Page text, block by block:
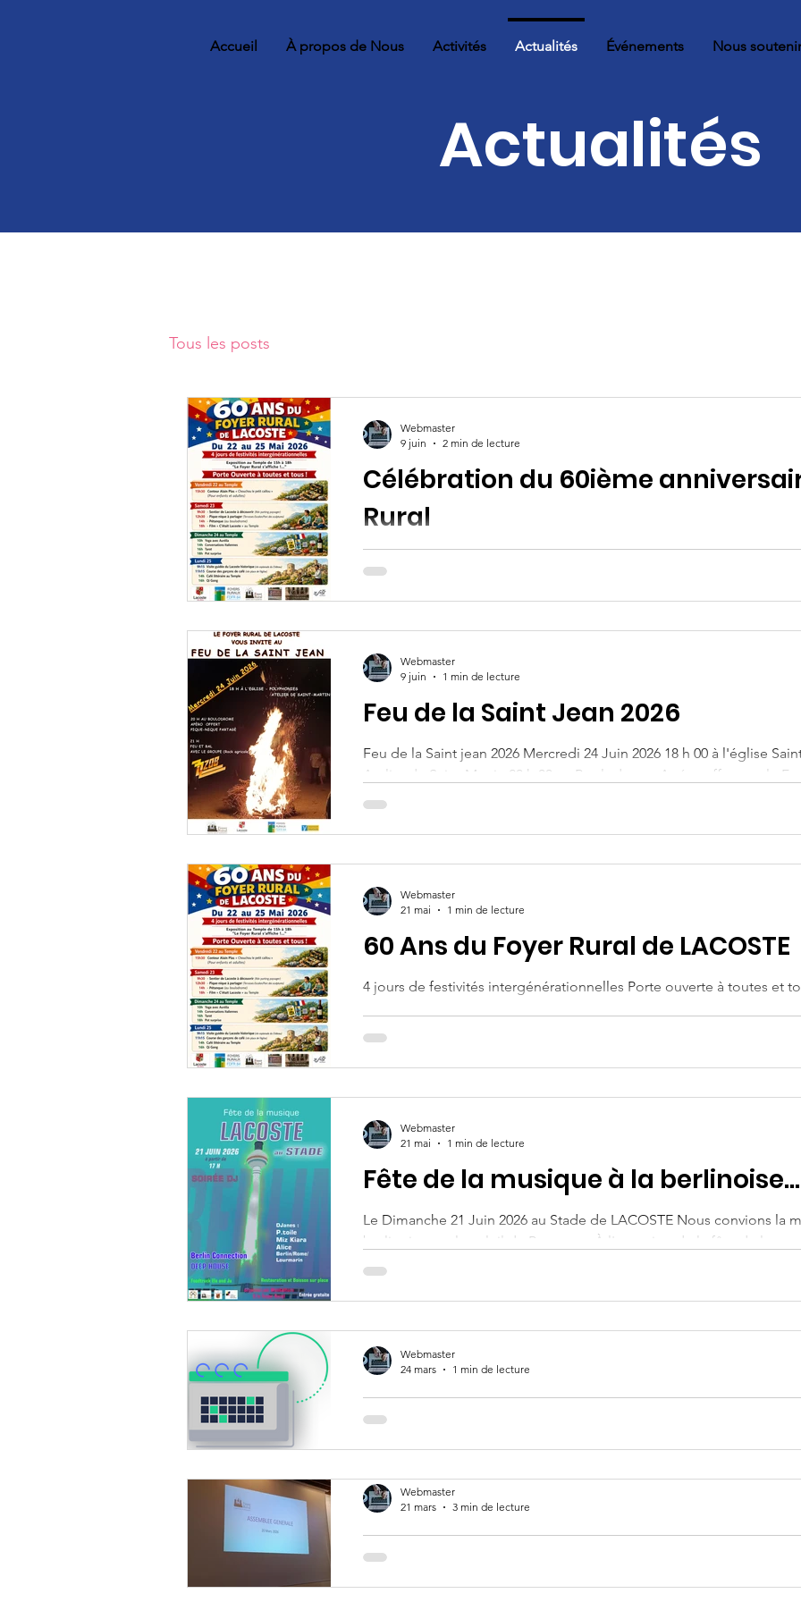
Accueil À propos de Nous Activités Actualités Événements Nous soutenir
Actualités
Tous les posts
Célébration du 60ième
Rural
tout le week-end de Pentecôte, le foyer rural de Lacoste a célébré
d’animations mêlant culture, patrimoine, détente et convivialité.
Webmaster
9 juin
2 min de lecture
Feu de la Saint Jean 2026
Feu de la Saint jean 2026 Mercredi 24 Juin 2026 18 h 00 à l'église
Atelier de Saint-Martin 20 h 00 au Boulodrome Apéro offert par le
Webmaster
9 juin
1 min de lecture
60 Ans du Foyer Rural de LACOSTE
4 jours de festivités intergénérationnelles Porte ouverte à toutes et
Webmaster
21 mai
1 min de lecture
Fête de la musique à la berlinoise...
Le Dimanche 21 Juin 2026 au Stade de LACOSTE Nous convions la
berlinois sous le soleil de Provence. À l'occasion de la fête de la
l'association franco-allemande OhmCulture organise pour la
ensemble pour célébrer la musique et le partage. Du côté de la
Webmaster
21 mai
1 min de lecture
Agenda évènements des Foyers Ruraux du
Vaucluse
N'hésitez pas à consulter notre Agenda des évènements et sorties des Foyers Ruraux du
Mise à jour régulièrement https://www.foyer-rural-lacoste84.com/
Webmaster
24 mars
1 min de lecture
Assemblée Générale du Foyer
Le 20 Mars 2026 avait lieu l'assemblée générale du Foyer Rural. Un peu plus d'une quarantaine de
Webmaster
21 mars
3 min de lecture